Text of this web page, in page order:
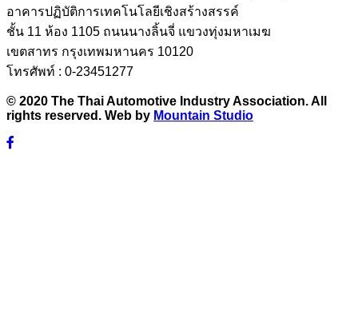
อาคารปฏิบัติการเทคโนโลยีเชิงสร้างสรรค์
ชั้น 11 ห้อง 1105 ถนนนางลิ้นจี่ แขวงทุ่งมหาเมฆ
เขตสาทร กรุงเทพมหานคร 10120
โทรศัพท์ : 0-23451277
© 2020 The Thai Automotive Industry Association. All
rights reserved. Web by Mountain Studio